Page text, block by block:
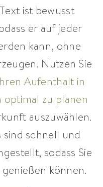
ist bewusst
er auf jeder
kann, ohne
Nutzen Sie
Aufenthalt in
zu planen
auszuwählen.
schnell und
sodass Sie
können.